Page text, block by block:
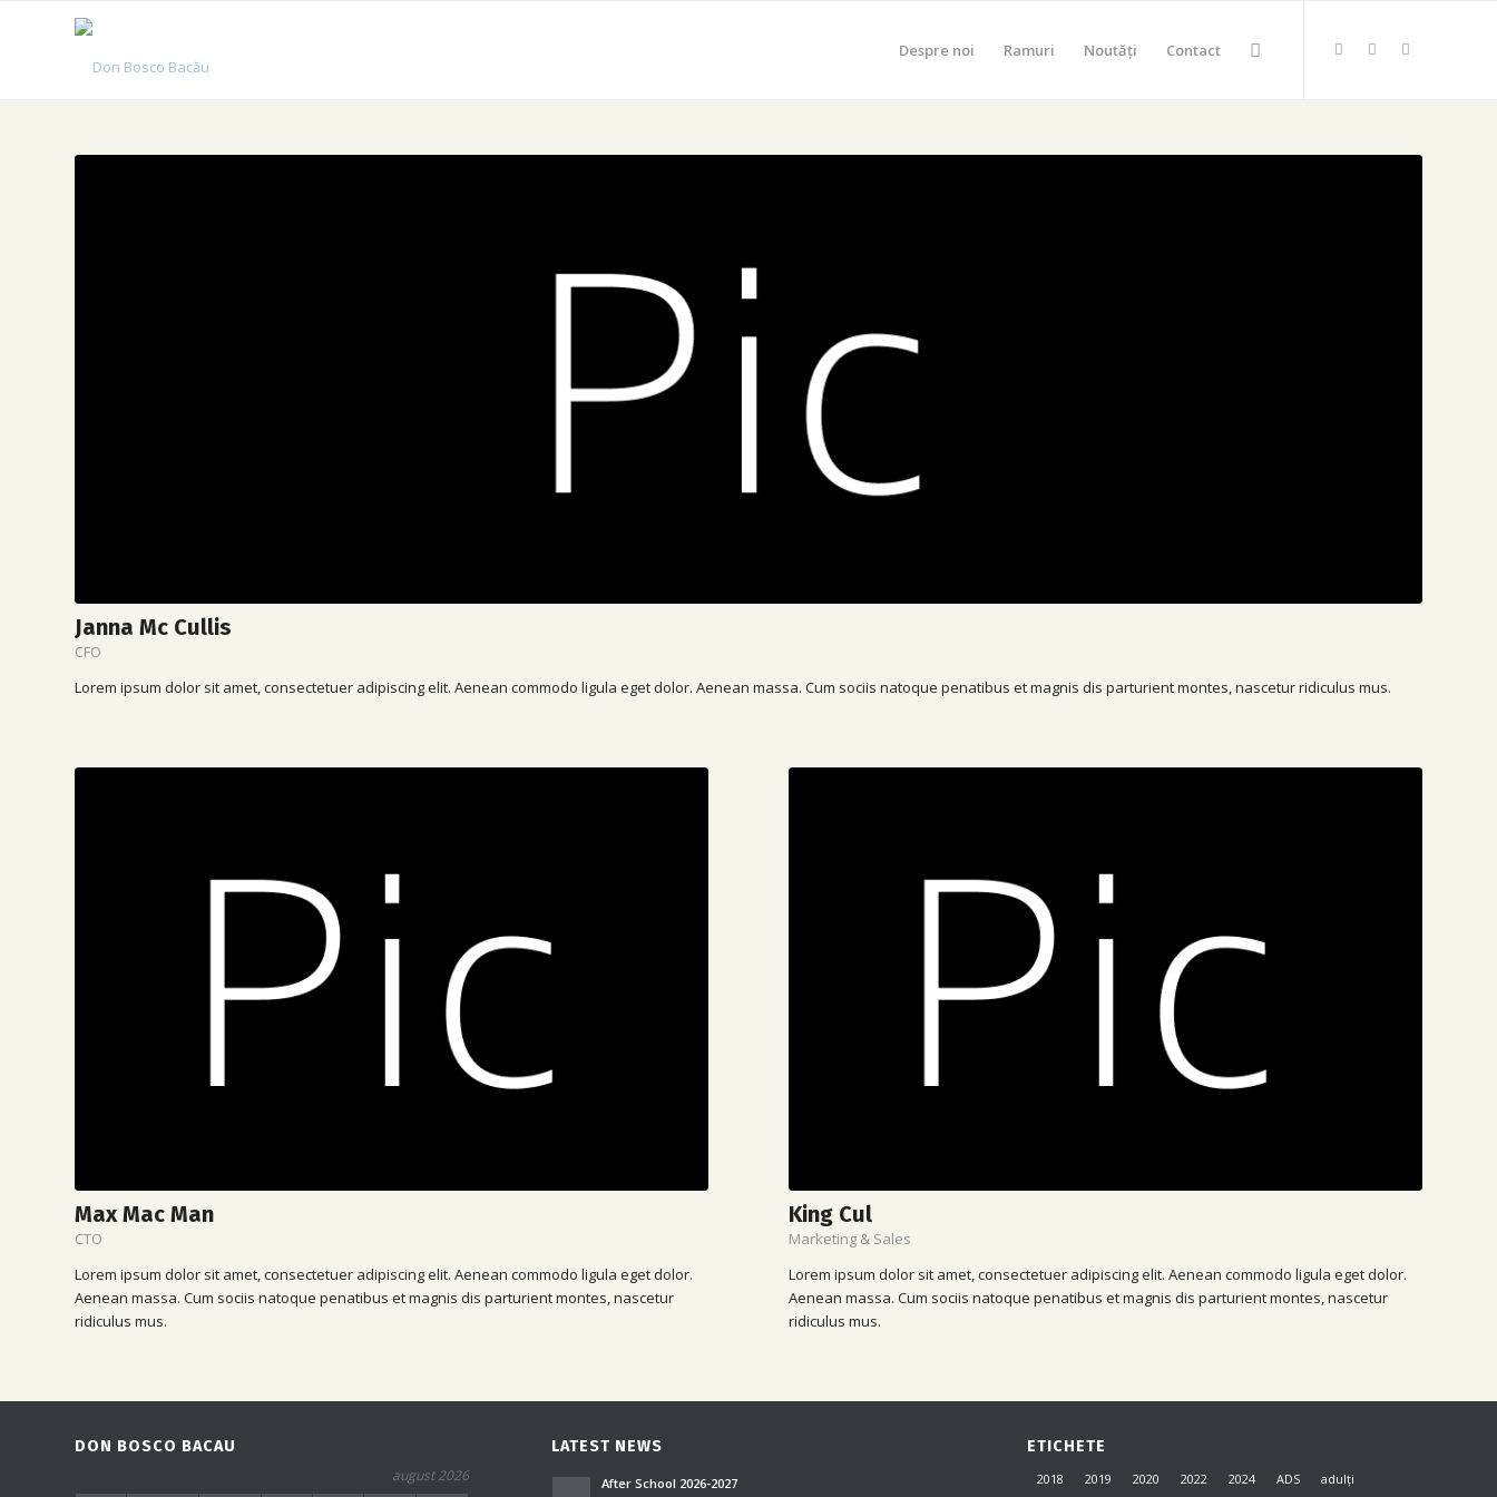
Despre noi Ramuri Noutăți Contact
Janna Mc Cullis
CFO
Lorem ipsum dolor sit amet, consectetuer adipiscing elit. Aenean commodo ligula eget dolor. Aenean massa. Cum sociis natoque penatibus et magnis dis parturient montes, nascetur ridiculus mus.
Max Mac Man
CTO
Lorem ipsum dolor sit amet, consectetuer adipiscing elit. Aenean commodo ligula eget dolor.
Aenean massa. Cum sociis natoque penatibus et magnis dis parturient montes, nascetur
ridiculus mus.
King Cul
Marketing & Sales
Lorem ipsum dolor sit amet, consectetuer adipiscing elit. Aenean commodo ligula eget dolor.
Aenean massa. Cum sociis natoque penatibus et magnis dis parturient montes, nascetur
ridiculus mus.
DON BOSCO BACAU
august 2026
LATEST NEWS
After School 2026-2027
ETICHETE
2018 2019 2020 2022 2024 ADS adulți